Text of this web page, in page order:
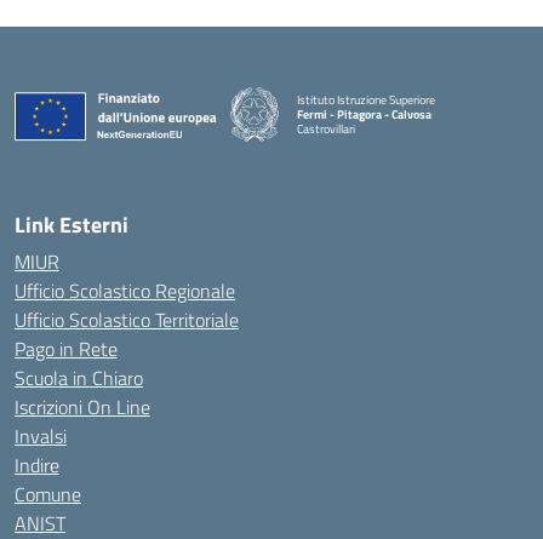
Istituto Istruzione Superiore
Fermi - Pitagora - Calvosa
Castrovillari
Link Esterni
MIUR
Ufficio Scolastico Regionale
Ufficio Scolastico Territoriale
Pago in Rete
Scuola in Chiaro
Iscrizioni On Line
Invalsi
Indire
Comune
ANIST